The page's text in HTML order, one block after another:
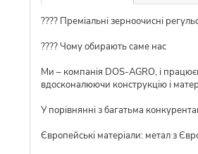
???? Преміальні зерноочисні
???? Чому обирають саме нас
Ми – компанія DOS-AGRO, і
вдосконалюючи конструкцію і
У порівнянні з багатьма
Європейські матеріали: метал з